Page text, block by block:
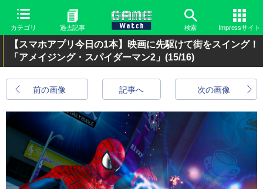
カテゴリ 過去記事 検索 Impressサイト
【スマホアプリ今日の1本】映画に先駆けて街をスイング！
「アメイジング・スパイダーマン2」 (15/16)
前の画像 次の画像
記事へ